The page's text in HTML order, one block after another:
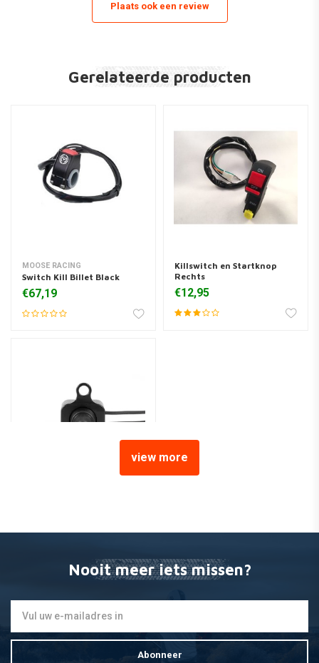
Plaats ook een review
Gerelateerde producten
MOOSE RACING
Switch Kill Billet Black
€67,19
Killswitch en Startknop
Rechts
€12,95
view more
Nooit meer iets missen?
Abonneer